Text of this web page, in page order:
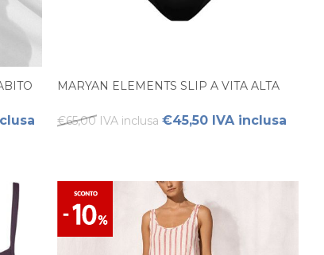
MARYAN ELEMENTS SLIP A VITA ALTA
€65,00 IVA inclusa €45,50 IVA inclusa